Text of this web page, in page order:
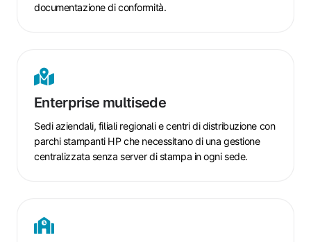
documentazione di conformità.
Enterprise multisede
Sedi aziendali, filiali regionali e centri di distribuzione con
parchi stampanti HP che necessitano di una gestione
centralizzata senza server di stampa in ogni sede.
multisede